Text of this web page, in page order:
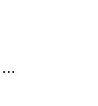
…